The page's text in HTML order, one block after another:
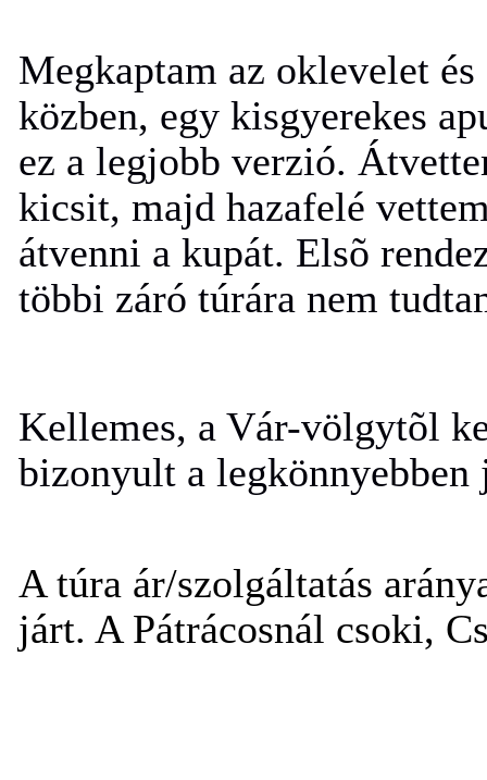
Megkaptam az oklevelet
közben, egy kisgyerekes
ez a legjobb verzió.
kicsit, majd hazafelé
átvenni a kupát. Elsõ
többi záró túrára nem
Kellemes, a Vár-völgytõl
bizonyult a legkönnyebben
A túra ár/szolgáltatás
járt. A Pátrácosnál csoki,